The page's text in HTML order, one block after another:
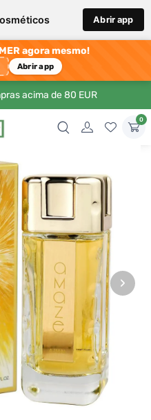
Abrir app
agora mesmo!
Abrir app
acima de 80 EUR
0
›